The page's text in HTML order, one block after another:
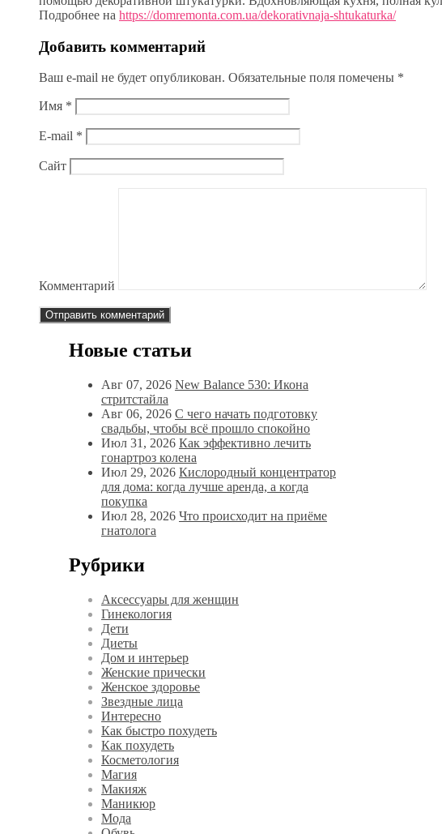
Подробнее на https://domremonta.com.ua/dekorativnaja-shtukaturka/
Добавить комментарий
Ваш e-mail не будет опубликован. Обязательные поля помечены *
Имя *
E-mail *
Сайт
Комментарий
Новые статьи
Авг 07, 2026 New Balance 530: Икона
стритстайла
Авг 06, 2026 С чего начать подготовку
свадьбы, чтобы всё прошло спокойно
Июл 31, 2026 Как эффективно лечить
гонартроз колена
Июл 29, 2026 Кислородный концентратор
для дома: когда лучше аренда, а когда
покупка
Июл 28, 2026 Что происходит на приёме
гнатолога
Рубрики
Аксессуары для женщин
Гинекология
Дети
Диеты
Дом и интерьер
Женские прически
Женское здоровье
Звездные лица
Интересно
Как быстро похудеть
Как похудеть
Косметология
Магия
Макияж
Маникюр
Мода